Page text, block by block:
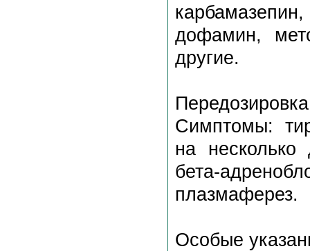
дофамин,
другие.
Передозировка
Симптомы:
на несколько
бета-
плазмаферез.
Особые